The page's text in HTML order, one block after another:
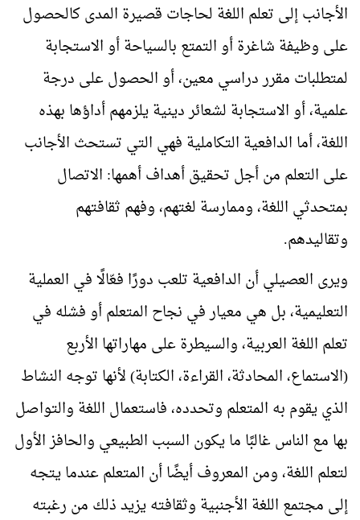
الأجانب إلى تعلم اللغة لحاجات قصيرة المدى كالحصول
على وظيفة شاغرة أو التمتع بالسياحة أو الاستجابة
لمتطلبات مقرر دراسي معين، أو الحصول على درجة
علمية، أو الاستجابة لشعائر دينية يلزمهم أداؤها بهذه
اللغة، أما الدافعية التكاملية فهي التي تستحث الأجانب
على التعلم من أجل تحقيق أهداف أهمها: الاتصال
بمتحدثي اللغة، وممارسة لغتهم، وفهم ثقافتهم
وتقاليدهم.
ويرى العصيلي أن الدافعية تلعب دورًا فعّالًا في العملية
التعليمية، بل هي معيار في نجاح المتعلم أو فشله في
تعلم اللغة العربية، والسيطرة على مهاراتها الأربع
(الاستماع، المحادثة، القراءة، الكتابة) لأنها توجه النشاط
الذي يقوم به المتعلم وتحدده، فاستعمال اللغة والتواصل
بها مع الناس غالبًا ما يكون السبب الطبيعي والحافز الأول
لتعلم اللغة، ومن المعروف أيضًا أن المتعلم عندما يتجه
إلى مجتمع اللغة الأجنبية وثقافته يزيد ذلك من رغبته